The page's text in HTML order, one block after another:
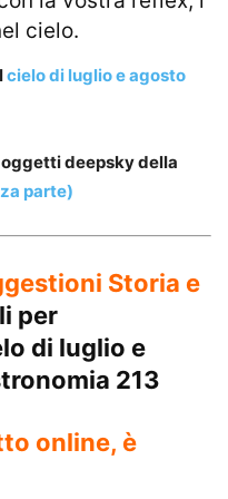
cielo.
cielo di luglio e agosto
deepsky della
parte)
Storia e
per
di luglio e
213
online, è